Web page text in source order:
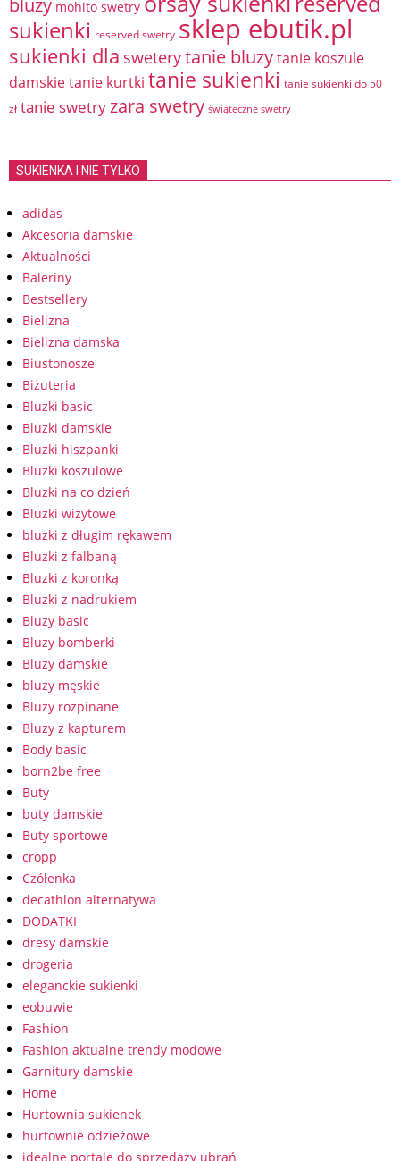
mohito swetry
sukienki reserved swetry sklep ebutik.pl
sukienki dla sweterytanie bluzytanie koszule
damskietanie kurtki tanie sukienki tanie sukienki do 50
zł tanie swetryzara swetry świąteczne swetry
SUKIENKA I NIE TYLKO
adidas
Akcesoria damskie
Aktualności
Baleriny
Bestsellery
Bielizna
Bielizna damska
Biustonosze
Biżuteria
Bluzki basic
Bluzki damskie
Bluzki hiszpanki
Bluzki koszulowe
Bluzki na co dzień
Bluzki wizytowe
bluzki z długim rękawem
Bluzki z falbaną
Bluzki z koronką
Bluzki z nadrukiem
Bluzy basic
Bluzy bomberki
Bluzy damskie
bluzy męskie
Bluzy rozpinane
Bluzy z kapturem
Body basic
born2be free
Buty
buty damskie
Buty sportowe
cropp
Czółenka
decathlon alternatywa
DODATKI
dresy damskie
drogeria
eleganckie sukienki
eobuwie
Fashion
Fashion aktualne trendy modowe
Garnitury damskie
Home
Hurtownia sukienek
hurtownie odzieżowe
idealne portale do sprzedaży ubrań